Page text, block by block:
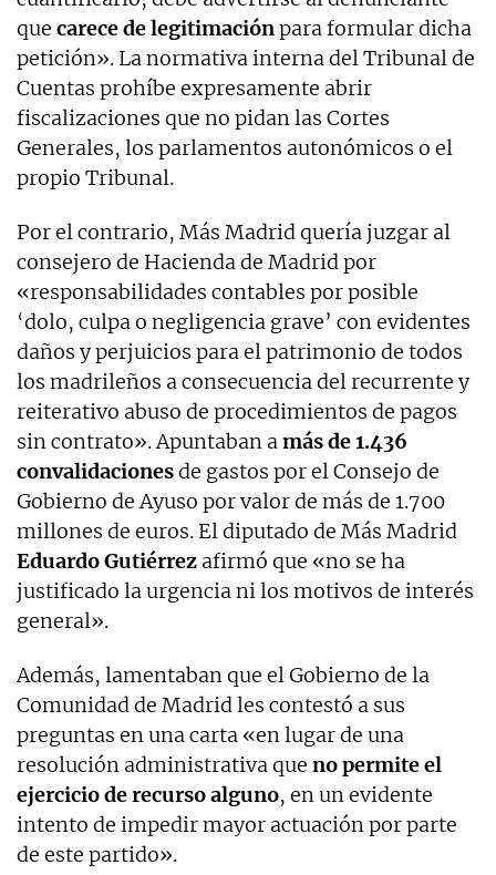
que carece de legitimaciónpara formular dicha
petición». La normativa interna del Tribunal de
Cuentas prohíbe expresamente abrir
fiscalizaciones que no pidan las Cortes
Generales, los parlamentos autonómicos o el
propio Tribunal.
Por el contrario, Más Madrid quería juzgar al
consejero de Hacienda de Madrid por
«responsabilidades contables por posible
‘dolo, culpa o negligencia grave’ con evidentes
daños y perjuicios para el patrimonio de todos
los madrileños a consecuencia del recurrente y
reiterativo abuso de procedimientos de pagos
sin contrato». Apuntaban amás de 1.436
convalidacionesde gastos por el Consejo de
Gobierno de Ayuso por valor de más de 1.700
millones de euros. El diputado de Más Madrid
Eduardo Gutiérrez afirmó que «no se ha
justificado la urgencia ni los motivos de interés
general».
Además, lamentaban que el Gobierno de la
Comunidad de Madrid les contestó a sus
preguntas en una carta «en lugar de una
resolución administrativa que no permite el
ejercicio de recurso alguno, en un evidente
intento de impedir mayor actuación por parte
de este partido».